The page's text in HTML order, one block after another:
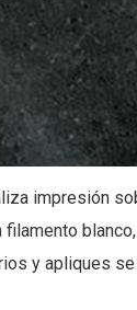
impresión
filamento
y apliques